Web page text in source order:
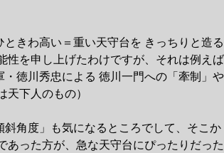
きわ高い＝重い天守台を きっちりと造る
を申し上げたわけですが、それは例えば
徳川秀忠による 徳川一門への「牽制」や
下人のもの）
角度」も気になるところでして、そこか
った方が、急な天守台にぴったりだった